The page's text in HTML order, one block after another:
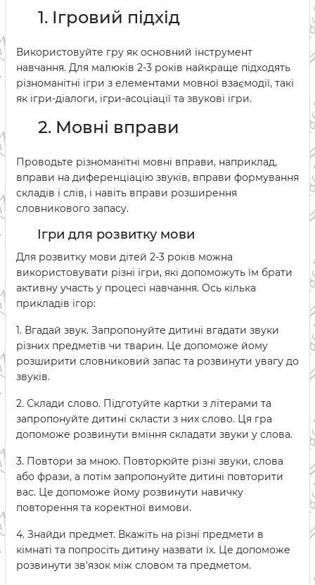
1. Ігровий підхід
Використовуйте гру як основний інструмент
навчання. Для малюків 2-3 років найкраще підходять
різноманітні ігри з елементами мовної взаємодії, такі
як ігри-діалоги, ігри-асоціації та звукові ігри.
2. Мовні вправи
Проводьте різноманітні мовні вправи, наприклад,
вправи на диференціацію звуків, вправи формування
складів і слів, і навіть вправи розширення
словникового запасу.
Ігри для розвитку мови
Для розвитку мови дітей 2-3 років можна
використовувати різні ігри, які допоможуть їм брати
активну участь у процесі навчання. Ось кілька
прикладів ігор:
1. Вгадай звук. Запропонуйте дитині вгадати звуки
різних предметів чи тварин. Це допоможе йому
розширити словниковий запас та розвинути увагу до
звуків.
2. Склади слово. Підготуйте картки з літерами та
запропонуйте дитині скласти з них слово. Ця гра
допоможе розвинути вміння складати звуки у слова.
3. Повтори за мною. Повторюйте різні звуки, слова
або фрази, а потім запропонуйте дитині повторити
вас. Це допоможе йому розвинути навичку
повторення та коректної вимови.
4. Знайди предмет. Вкажіть на різні предмети в
кімнаті та попросіть дитину назвати їх. Це допоможе
розвинути зв'язок між словом та предметом.